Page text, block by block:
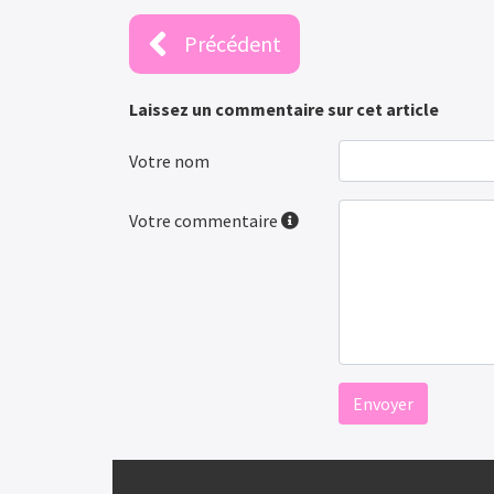
Précédent
Laissez un commentaire sur cet article
Votre nom
Votre commentaire
Envoyer